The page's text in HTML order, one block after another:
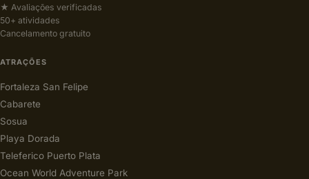
★ Avaliações verificadas
50+ atividades
Cancelamento gratuito
ATRAÇÕES
Fortaleza San Felipe
Cabarete
Sosua
Playa Dorada
Teleferico Puerto Plata
Ocean World Adventure Park